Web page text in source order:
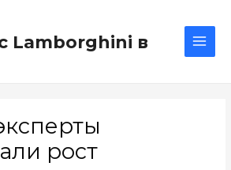
Lamborghini в
рост